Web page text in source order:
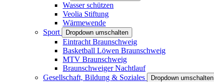
Wasser schützen
Veolia Stiftung
Wärmewende
Sport
Dropdown umschalten
Eintracht Braunschweig
Basketball Löwen Braunschweig
MTV Braunschweig
Braunschweiger Nachtlauf
Gesellschaft, Bildung & Soziales
Dropdown umschalten